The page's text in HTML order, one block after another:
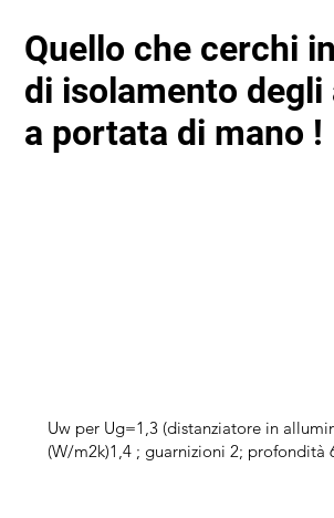
Uw per Ug=1,3 (distanziatore in
(W/m2k)1,4 ; guarnizioni 2; profondità
Quello che cerchi
di isolamento
a portata di mano !